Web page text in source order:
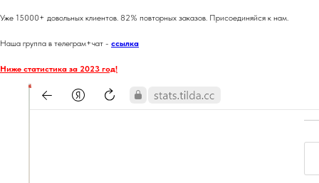
Уже 15000+ довольных клиентов. 82% повторных заказов. Присоединяйся к нам.
Наша группа в телеграм+чат - ссылка
Ниже статистика за 2023 год!